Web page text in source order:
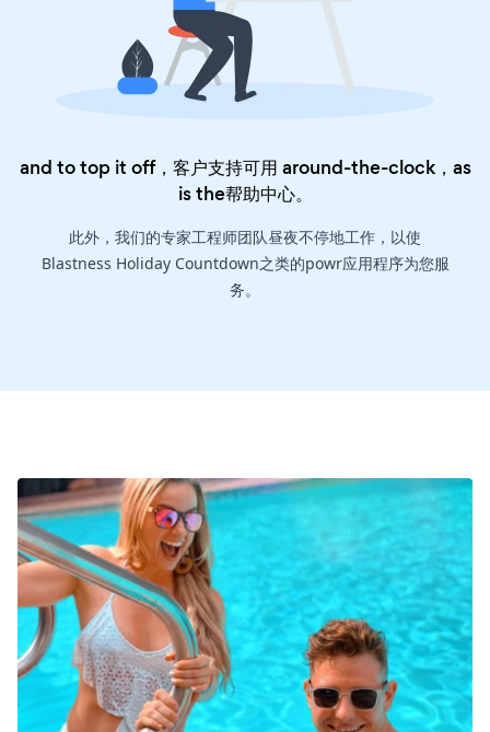
and to top it off，客户支持可用 around-the-clock，as
is the帮助中心。
此外，我们的专家工程师团队昼夜不停地工作，以使
Blastness Holiday Countdown之类的powr应用程序为您服
务。